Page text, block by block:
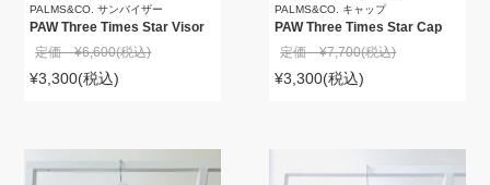
PALMS&CO. サンバイザー
PAW Three Times Star Visor
定価 ¥6,600(税込)
¥3,300(税込)
PALMS&CO. キャップ
PAW Three Times Star Cap
定価 ¥7,700(税込)
¥3,300(税込)